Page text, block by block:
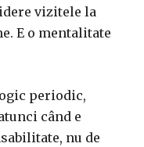
vizitele la
E o mentalitate
periodic,
când e
nu de